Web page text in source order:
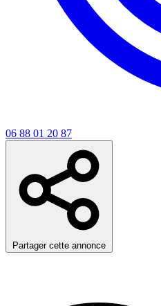
06 88 01 20 87
Partager cette annonce